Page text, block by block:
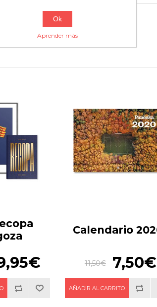
Calendario
11,50€ 7,50€
Ok
Aprender más